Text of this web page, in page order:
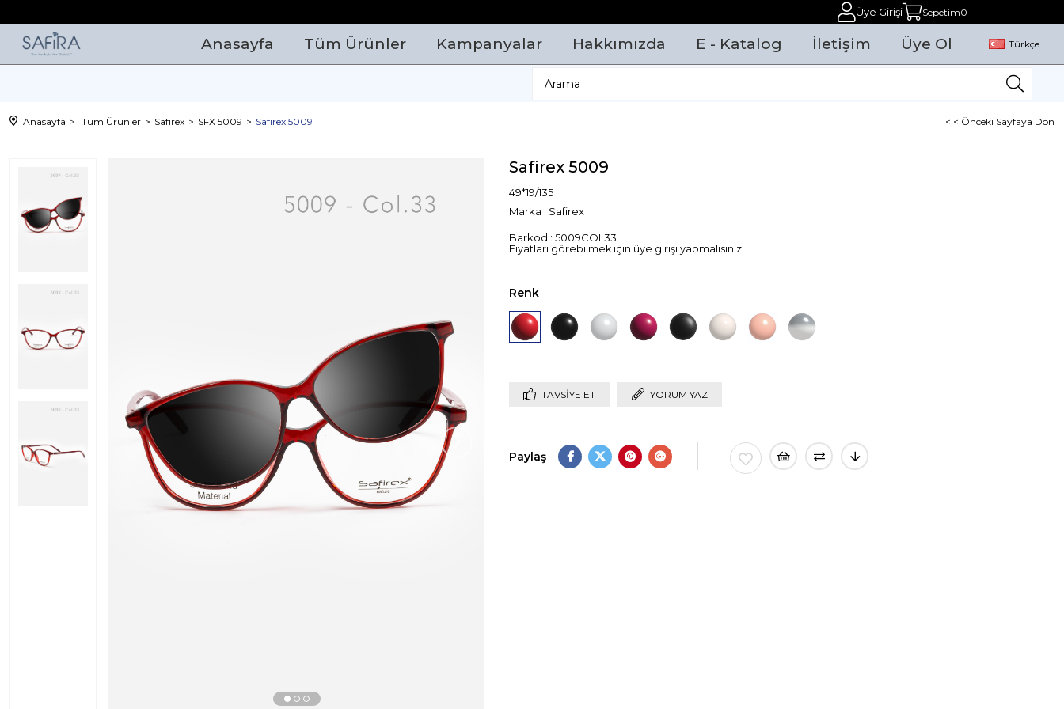
Üye Girişi Sepetim0
Anasayfa Tüm Ürünler Kampanyalar Hakkımızda E - Katalog İletişim Üye Ol Türkçe
Anasayfa Tüm Ürünler Safirex SFX 5009 Safirex 5009 < < Önceki Sayfaya Dön
›
Safirex 5009
49*19/135
Marka : Safirex
Barkod : 5009COL33
Fiyatları görebilmek için üye girişi yapmalısınız.
Renk
TAVSIYE ET YORUM YAZ
Paylaş